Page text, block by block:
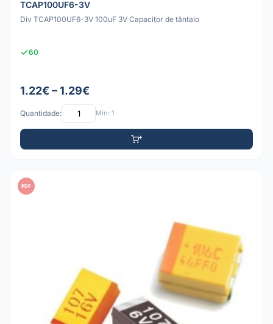
TCAP100UF6-3V
Div TCAP100UF6-3V 100uF 3V Capacitor de tântalo
60
1.22€ – 1.29€
Quantidade: Mín: 1
PDF